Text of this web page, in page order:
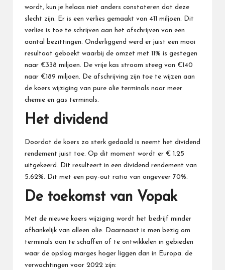
wordt, kun je helaas niet anders constateren dat deze
slecht zijn. Er is een verlies gemaakt van 411 miljoen. Dit
verlies is toe te schrijven aan het afschrijven van een
aantal bezittingen. Onderliggend werd er juist een mooi
resultaat geboekt waarbij de omzet met 11% is gestegen
naar €338 miljoen. De vrije kas stroom steeg van €140
naar €189 miljoen. De afschrijving zijn toe te wijzen aan
de koers wijziging van pure olie terminals naar meer
chemie en gas terminals.
Het dividend
Doordat de koers zo sterk gedaald is neemt het dividend
rendement juist toe. Op dit moment wordt er € 1.25
uitgekeerd. Dit resulteert in een dividend rendement van
5.62%. Dit met een pay-out ratio van ongeveer 70%.
De toekomst van Vopak
Met de nieuwe koers wijziging wordt het bedrijf minder
afhankelijk van alleen olie. Daarnaast is men bezig om
terminals aan te schaffen of te ontwikkelen in gebieden
waar de opslag marges hoger liggen dan in Europa. de
verwachtingen voor 2022 zijn: